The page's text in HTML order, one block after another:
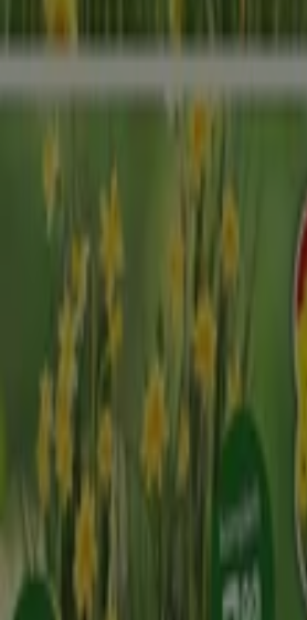
Informationen zu
einschließlich der Öffnungszeiten,
und der genauen Lage des
Darüber hinaus haben Sie Zugriff
Blumen Risse
, in
Aktionen entdecken und von
Baumärkte und Gartencenter
-
profitieren
Verpassen Sie nicht die
Blumen Risse
zu
einzigartiges Einkaufserlebnis zu
die Angebote, die wir diesen
August
und bleiben Sie über die besten
Düsseldorf
informiert.
beginnen Sie noch heute mit dem
Mehr Information über Blumen Risse
von Blumen Risse in Düsseldorf
Tiendeo ist Teil von Shopfully, dem
das das lokale Einkaufen weltweit
Tiendeo